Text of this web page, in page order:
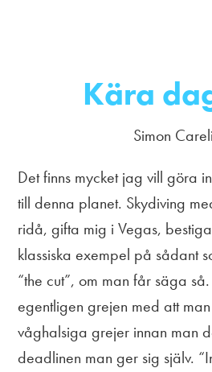
Kära
Simon
Det finns mycket jag vill göra
till denna planet. Skydiving
ridå, gifta mig i Vegas,
klassiska exempel på sådant
“the cut”, om man får säga
egentligen grejen med att
våghalsiga grejer innan man
deadlinen man ger sig själv.